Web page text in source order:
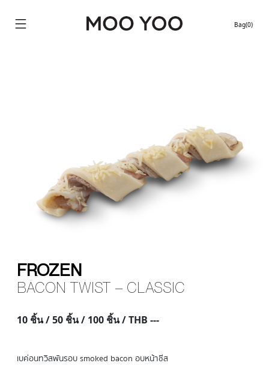
Bag(0)
FROZEN
BACON TWIST – CLASSIC
10 ชิ้น / 50 ชิ้น / 100 ชิ้น / THB ---
เบค่อนทวิสพันรอบ smoked bacon อบหน้าชีส